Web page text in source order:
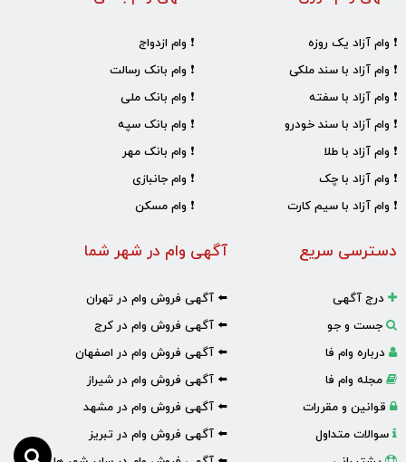
❗ وام ازدواج
❗ وام بانک رسالت
❗ وام بانک ملی
❗ وام بانک سپه
❗ وام بانک مهر
❗ وام جانبازی
❗ وام مسکن
❗ وام آزاد یک روزه
❗ وام آزاد با سند ملکی
❗ وام آزاد با سفته
❗ وام آزاد با سند خودرو
❗ وام آزاد با طلا
❗ وام آزاد با چک
❗ وام آزاد با سیم کارت
آگهی وام در شهر شما
⬅️ آگهی فروش وام در تهران
⬅️ آگهی فروش وام در کرج
⬅️ آگهی فروش وام در اصفهان
⬅️ آگهی فروش وام در شیراز
⬅️ آگهی فروش وام در مشهد
⬅️ آگهی فروش وام در تبریز
دسترسی سریع
درج آگهی
جست و جو
درباره وام فا
مجله وام فا
قوانین و مقررات
سوالات متداول